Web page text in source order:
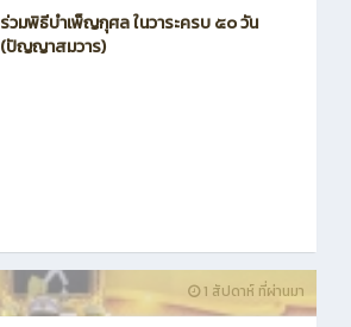
ร่วมพิธีบำเพ็ญกุศล ในวาระครบ ๕๐ วัน
(ปัญญาสมวาร)
1 สัปดาห์ ที่ผ่านมา